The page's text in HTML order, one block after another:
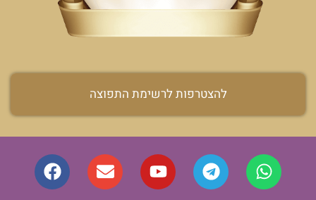
להצטרפות לרשימת התפוצה